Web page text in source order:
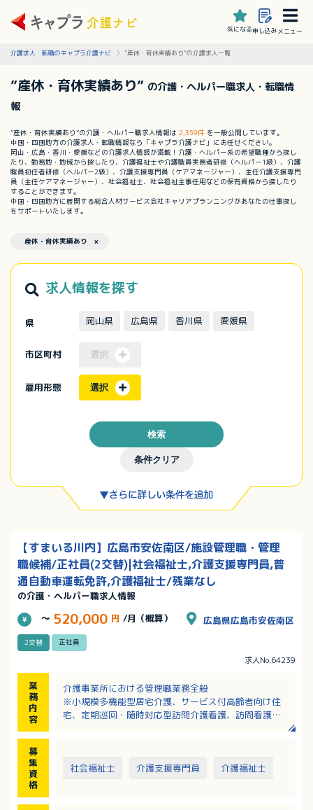
気になる申し込みメニュー
介護求人・転職のキャプラ介護ナビ ”産休・育休実績あり”の介護求人一覧
”産休・育休実績あり” の介護・ヘルパー職求人・転職情
報
”産休・育休実績あり”の介護・ヘルパー職求人情報は 2,359件 を一般公開しています。
中国・四国地方の介護求人・転職情報なら「キャプラ介護ナビ」にお任せください。
岡山・広島・香川・愛媛などの介護求人情報が満載！介護・ヘルパー系の希望職種から探し
たり、勤務地・地域から探したり、介護福祉士や介護職員実務者研修（ヘルパー1級）、介護
職員初任者研修（ヘルパー2級）、介護支援専門員（ケアマネージャー）、主任介護支援専門
員（主任ケアマネージャー）、社会福祉士、社会福祉主事任用などの保有資格から探したり
することができます。
中国・四国地方に展開する総合人材サービス会社キャリアプランニングがあなたの仕事探し
をサポートいたします。
産休・育休実績あり ×
求人情報を探す
県 岡山県 広島県 香川県 愛媛県
市区町村 選択
雇用形態 選択
条件クリア
検索
【すまいる川内】広島市安佐南区/施設管理職・管理
職候補/正社員(2交替)|社会福祉士,介護支援専門員,普
通自動車運転免許,介護福祉士/残業なし
の介護・ヘルパー職求人情報
～ 520,000 円 /月（概算） 広島県広島市安佐南区
2交替 正社員
求人No.64239
業
務
内
容
介護事業所における管理職業務全般
※小規模多機能型居宅介護、サービス付高齢者向け住
宅、定期巡回・随時対応型訪問介護看護、訪問看護、
募
集
資
格
社会福祉士 介護支援専門員 介護福祉士